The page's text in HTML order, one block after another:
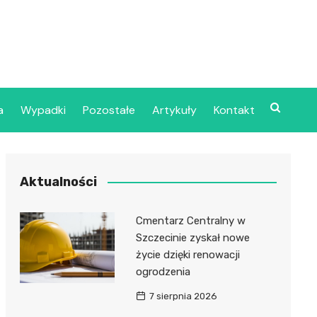
Szpital Wojskowy w
Publiczny
Zakład
Zdrowotnej
Wypadki Pozostałe Artykuły Kontakt
Aktualności
Cmentarz Centralny w
Szczecinie zyskał nowe
życie dzięki renowacji
ogrodzenia
7 sierpnia 2026